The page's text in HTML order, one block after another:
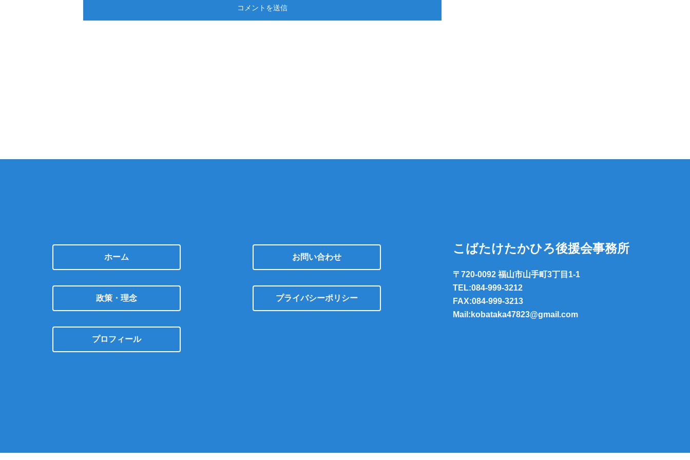
ホーム
政策・理念
プロフィール
お問い合わせ
プライバシーポリシー
こばたけたかひろ後援会事務所
〒720-0092 福山市山手町3丁目1-1
TEL:084-999-3212
FAX:084-999-3213
Mail:kobataka47823@gmail.com